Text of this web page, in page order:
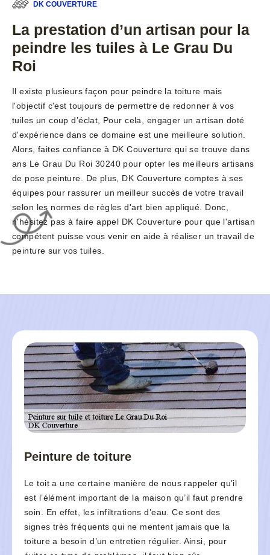
DK COUVERTURE
La prestation d’un artisan pour la
peindre les tuiles à Le Grau Du
Roi
Il existe plusieurs façon pour peindre la toiture mais
l'objectif c'est toujours de permettre de redonner à vos
tuiles un coup d’éclat, Pour cela, engager un artisan doté
d'expérience dans ce domaine est une meilleure solution.
Alors, faites confiance à DK Couverture qui se trouve dans
ans Le Grau Du Roi 30240 pour opter les meilleurs artisans
de pose peinture. De plus, DK Couverture comptes à ses
équipes pour rassurer un meilleur succès de votre travail
selon les normes de règles d'art bien appliqué. Donc,
n'hésitez pas à faire appel DK Couverture pour que l'artisan
compétent puisse vous venir en aide à réaliser un travail de
peinture sur vos tuiles.
Peinture de toiture
Le toit a une certaine manière de nous rappeler qu’il
est l’élément important de la maison qu’il faut prendre
soin. En effet, les infiltrations d’eau. Ce sont des
signes très fréquents qui ne mentent jamais que la
toiture a besoin d’un entretien régulier. Ainsi, pour